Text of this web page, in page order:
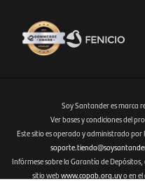
Fenicio eCommerce
Soy Santander es marca
Ver bases y condiciones del
Este sitio es operado y administrado por
Infórmese sobre la Garantía de Depósitos,
sitio webwww.copab.org.uyo en